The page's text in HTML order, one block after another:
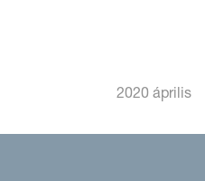
2020 április